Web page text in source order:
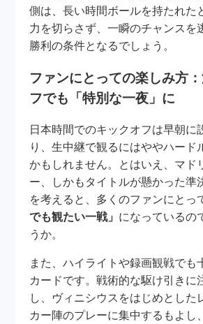
側は、長い時間ボールを持たれた
力を切らさず、一瞬のチャンスを
勝利の条件となるでしょう。
ファンにとっての楽しみ方
フでも「特別な一夜」に
日本時間でのキックオフは早朝に
り、生中継で観るにはややハード
かもしれません。とはいえ、マド
ー、しかもタイトルが懸かった準
を考えると、多くのファンにとっ
でも観たい一戦」 になっているの
うか。
また、ハイライトや録画観戦でも
カードです。戦術的な駆け引きに
し、ヴィニシウスをはじめとした
カー陣のプレーに集中するもよし